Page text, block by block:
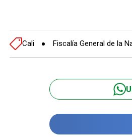
Cali Fiscalía General de la